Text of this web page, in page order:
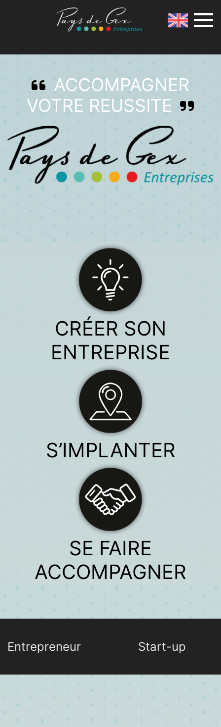
ACCOMPAGNER
VOTRE REUSSITE
CRÉER SON
ENTREPRISE
S’IMPLANTER
SE FAIRE
ACCOMPAGNER
Entrepreneur Start-up